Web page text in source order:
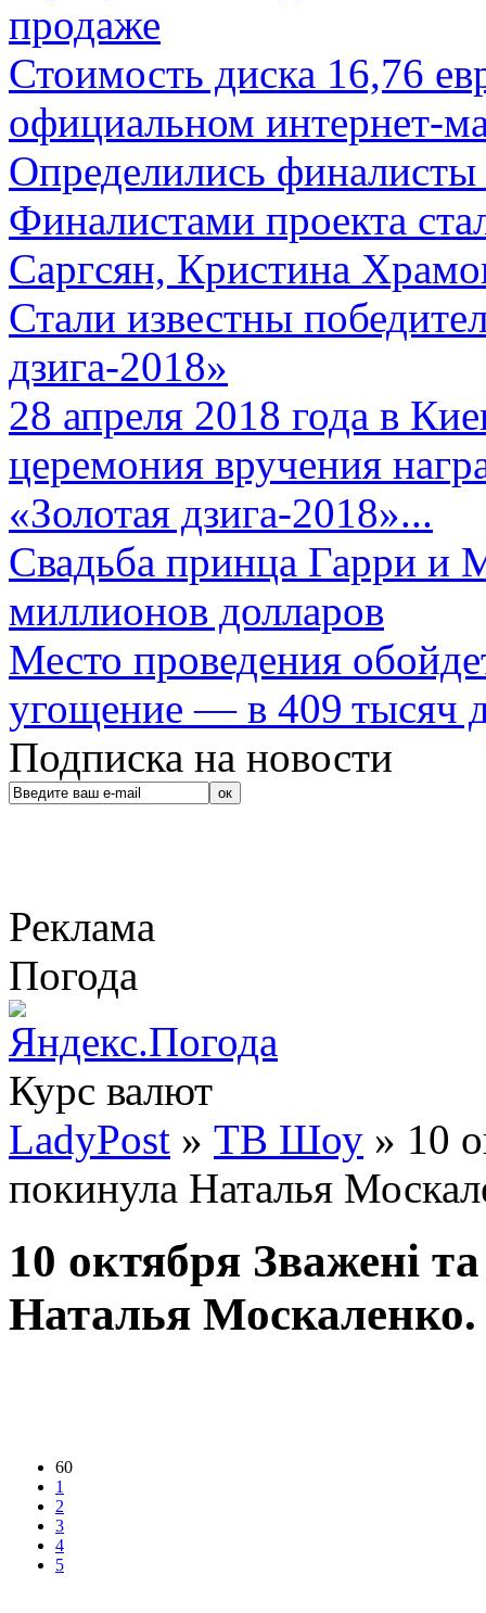
продаже
Стоимость диска 16,76
официальном интернет-
Определились
Финалистами проекта
Саргсян, Кристина
Стали известны
дзига-2018»
28 апреля 2018 года в
церемония вручения
«Золотая дзига-2018»...
Свадьба принца Гарри и
миллионов долларов
Место проведения
угощение — в 409 тысяч
Подписка на новости
Реклама
Погода
Курс валют
LadyPost » ТВ Шоу » 10
покинула Наталья
10 октября Зважені
Наталья Москаленко.
60
1
2
3
4
5